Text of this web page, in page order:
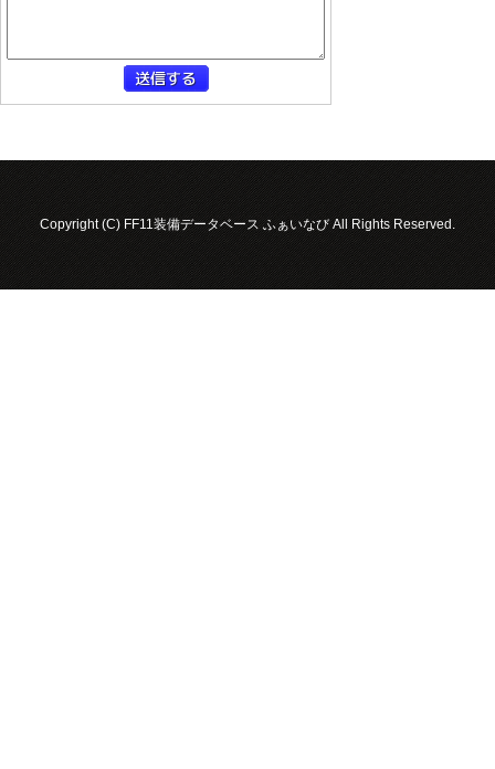
Copyright (C) FF11装備データベース ふぁいなび All Rights Reserved.